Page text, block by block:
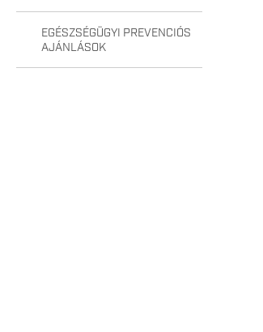
EGÉSZSÉGÜGYI PREVENCIÓS
AJÁNLÁSOK